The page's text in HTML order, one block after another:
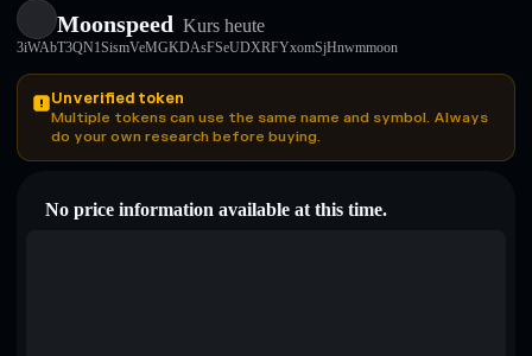
Moonspeed Kurs heute
3iWAbT3QN1SismVeMGKDAsFSeUDXRFYxomSjHnwmmoon
Unverified token
Multiple tokens can use the same name and symbol. Always
do your own research before buying.
No price information available at this time.